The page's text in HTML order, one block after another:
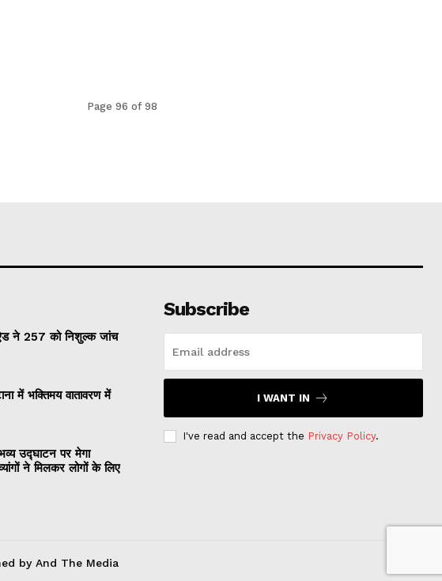
Page 96 of 98
ने 257 को निशुल्क जांच
में भक्तिमय वातावरण में
उद्घाटन पर मेगा
ने मिलकर लोगों के लिए
Subscribe
I WANT IN
I've read and accept the Privacy Policy.
by And The Media